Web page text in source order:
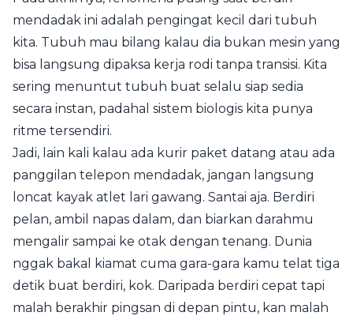
mendadak ini adalah pengingat kecil dari tubuh
kita. Tubuh mau bilang kalau dia bukan mesin yang
bisa langsung dipaksa kerja rodi tanpa transisi. Kita
sering menuntut tubuh buat selalu siap sedia
secara instan, padahal sistem biologis kita punya
ritme tersendiri.
Jadi, lain kali kalau ada kurir paket datang atau ada
panggilan telepon mendadak, jangan langsung
loncat kayak atlet lari gawang. Santai aja. Berdiri
pelan, ambil napas dalam, dan biarkan darahmu
mengalir sampai ke otak dengan tenang. Dunia
nggak bakal kiamat cuma gara-gara kamu telat tiga
detik buat berdiri, kok. Daripada berdiri cepat tapi
malah berakhir pingsan di depan pintu, kan malah